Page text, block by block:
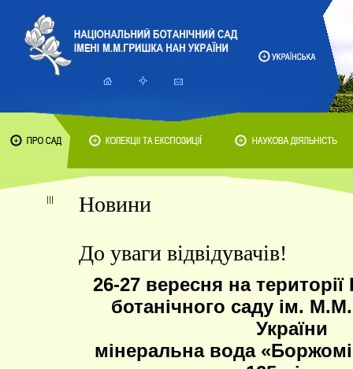
Новини
До уваги відвідувачів!
26-27 вересня на
ботанічного саду ім.
України
мінеральна вода